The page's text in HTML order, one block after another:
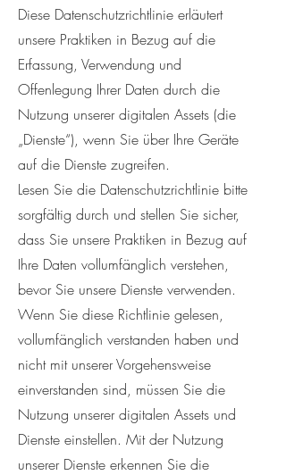
Diese Datenschutzrichtlinie erläutert
unsere Praktiken in Bezug auf die
Erfassung, Verwendung und
Offenlegung Ihrer Daten durch die
Nutzung unserer digitalen Assets (die
„Dienste“), wenn Sie über Ihre Geräte
auf die Dienste zugreifen.
Lesen Sie die Datenschutzrichtlinie bitte
sorgfältig durch und stellen Sie sicher,
dass Sie unsere Praktiken in Bezug auf
Ihre Daten vollumfänglich verstehen,
bevor Sie unsere Dienste verwenden.
Wenn Sie diese Richtlinie gelesen,
vollumfänglich verstanden haben und
nicht mit unserer Vorgehensweise
einverstanden sind, müssen Sie die
Nutzung unserer digitalen Assets und
Dienste einstellen. Mit der Nutzung
unserer Dienste erkennen Sie die